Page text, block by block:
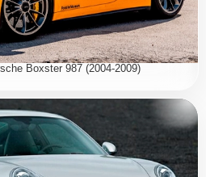
Boxster 987 (2004-2009)